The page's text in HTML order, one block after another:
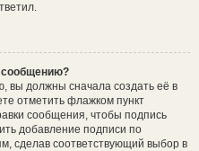
сообщению?
вы должны сначала создать её в
отметить флажком пункт
сообщения, чтобы подпись
добавление подписи по
сделав соответствующий выбор в